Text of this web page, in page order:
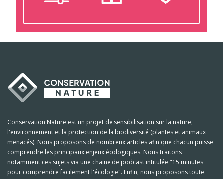
Conservation Nature est un projet de sensibilisation sur la nature,
l'environnement et la protection de la biodiversité (plantes et animaux
menacés). Nous proposons de nombreux articles afin que chacun puisse
comprendre les principaux enjeux écologiques. Nous traitons
notamment ces sujets via une chaine de podcast intitulée "15 minutes
pour comprendre facilement l'écologie". Enfin, nous proposons toute